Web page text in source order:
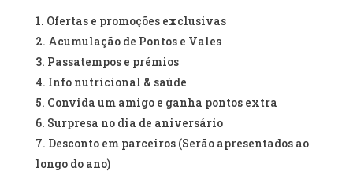
Ofertas e promoções exclusivas
Acumulação de Pontos e Vales
Passatempos e prémios
Info nutricional & saúde
Convida um amigo e ganha pontos extra
Surpresa no dia de aniversário
Desconto em parceiros (Serão apresentados ao
longo do ano)